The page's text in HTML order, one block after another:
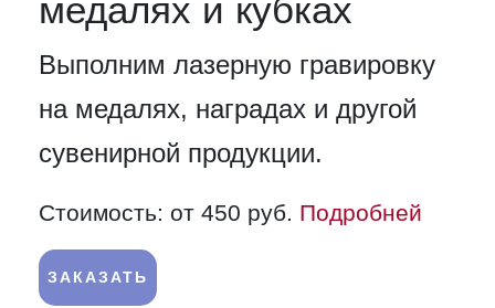
медалях и кубках
Выполним лазерную гравировку
на медалях, наградах и другой
сувенирной продукции.
Стоимость: от 450 руб. Подробней
ЗАКАЗАТЬ